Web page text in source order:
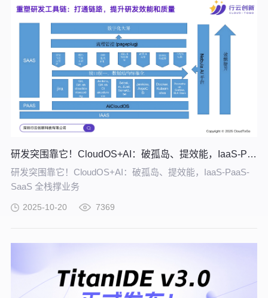
研发突围靠它！CloudOS+AI：破孤岛、提效能，IaaS-PaaS-SaaS 全栈撑业务
研发突围靠它！CloudOS+AI：破孤岛、提效能，IaaS-PaaS-
SaaS 全栈撑业务
2025-10-20 7369